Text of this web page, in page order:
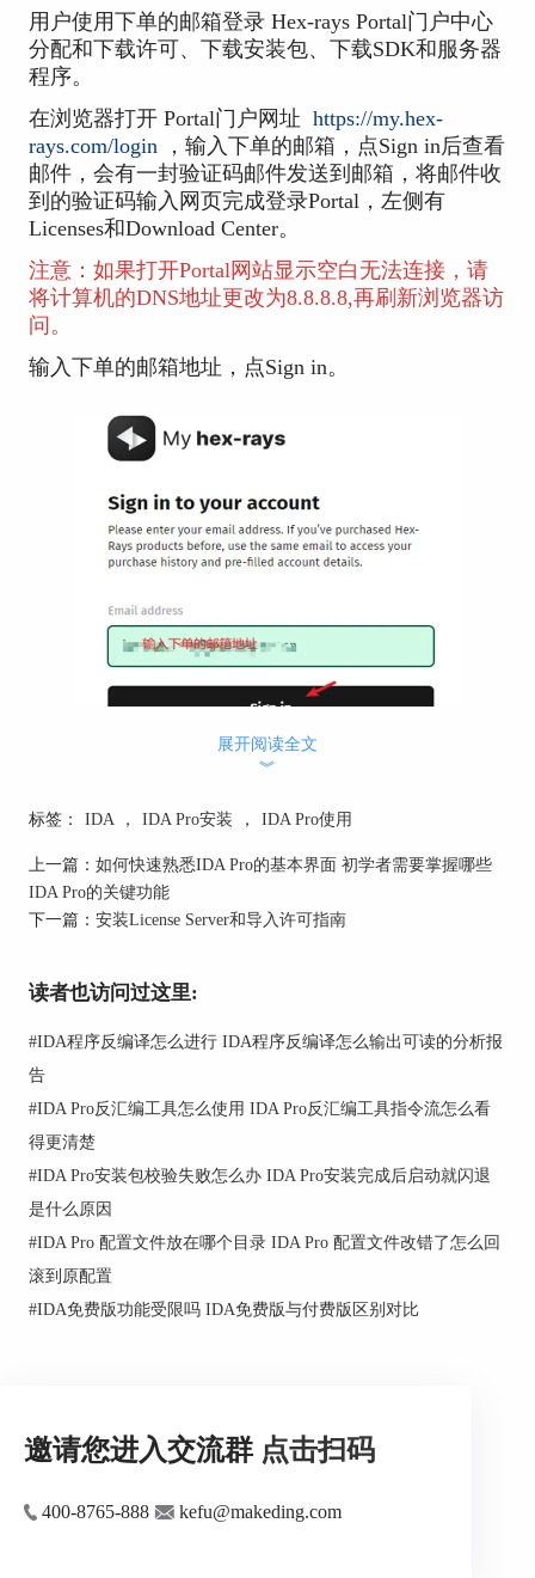
用户使用下单的邮箱登录 Hex-rays Portal门户中心
分配和下载许可、下载安装包、下载SDK和服务器
程序。
在浏览器打开 Portal门户网址 https://my.hex-
rays.com/login，输入下单的邮箱，点Sign in后查看
邮件，会有一封验证码邮件发送到邮箱，将邮件收
到的验证码输入网页完成登录Portal，左侧有
Licenses和Download Center。
注意：如果打开Portal网站显示空白无法连接，请
将计算机的DNS地址更改为8.8.8.8,再刷新浏览器访
问。
输入下单的邮箱地址，点Sign in。
输入邮件里的验证码，点击Verify Code。
二、在Licenses 里分配许可
展开阅读全文
︾
标签： IDA ， IDA Pro安装 ， IDA Pro使用
上一篇： 如何快速熟悉IDA Pro的基本界面 初学者需要掌握哪些
IDA Pro的关键功能
下一篇： 安装License Server和导入许可指南
读者也访问过这里:
#IDA程序反编译怎么进行 IDA程序反编译怎么输出可读的分析报
告
#IDA Pro反汇编工具怎么使用 IDA Pro反汇编工具指令流怎么看
得更清楚
#IDA Pro安装包校验失败怎么办 IDA Pro安装完成后启动就闪退
是什么原因
#IDA Pro 配置文件放在哪个目录 IDA Pro 配置文件改错了怎么回
滚到原配置
#IDA免费版功能受限吗 IDA免费版与付费版区别对比
邀请您进入交流群 点击扫码
400-8765-888 kefu@makeding.com